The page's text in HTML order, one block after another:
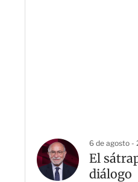
6 de agosto -
El
diálogo